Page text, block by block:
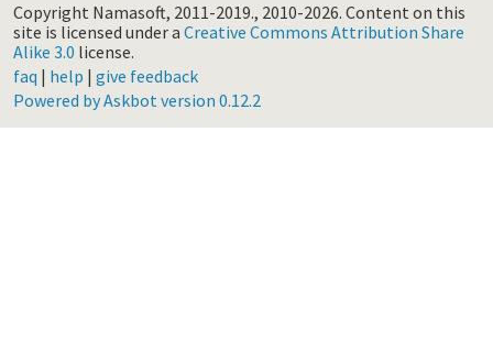
Copyright Namasoft, 2011-2019., 2010-2026. Content on this
site is licensed under a Creative Commons Attribution Share
Alike 3.0 license.
faq | help | give feedback
Powered by Askbot version 0.12.2